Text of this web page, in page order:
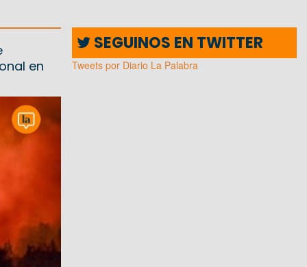
en
SEGUINOS EN TWITTER
Tweets por Diario La Palabra